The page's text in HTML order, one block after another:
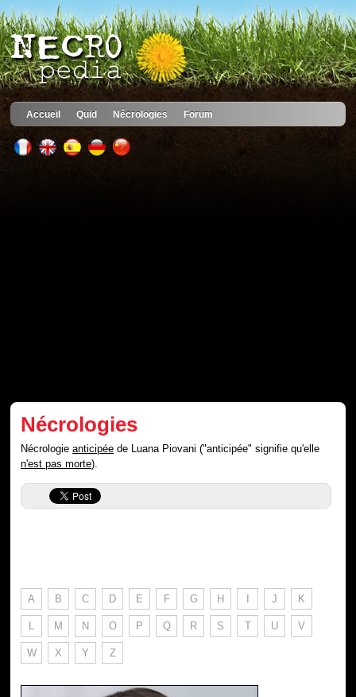
Accueil Quid Nécrologies Forum
Nécrologies
Nécrologieanticipée de Luana Piovani ("anticipée" signifie qu'elle
n'est pas morte).
A B C D E F G H I J K
L M N O P Q R S T U V
W X Y Z